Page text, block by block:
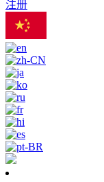
注册